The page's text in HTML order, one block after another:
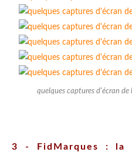
quelques captures d'écran
3 - FidMarques : la